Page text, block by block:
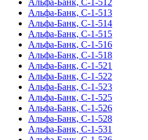
Альфа-Банк, С-1-512
Альфа-Банк, С-1-513
Альфа-Банк, С-1-514
Альфа-Банк, С-1-515
Альфа-Банк, С-1-516
Альфа-Банк, С-1-518
Альфа-Банк, С-1-521
Альфа-Банк, С-1-522
Альфа-Банк, С-1-523
Альфа-Банк, С-1-525
Альфа-Банк, С-1-526
Альфа-Банк, С-1-528
Альфа-Банк, С-1-531